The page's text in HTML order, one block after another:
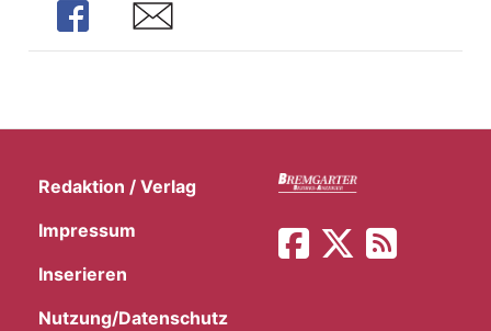
Share Share
Redaktion / Verlag
Impressum
Inserieren
Nutzung/Datenschutz